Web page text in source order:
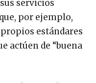
servicios
por ejemplo,
estándares
actúen de “buena